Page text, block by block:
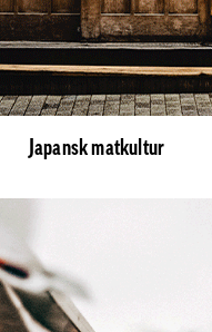
Japansk matkultur